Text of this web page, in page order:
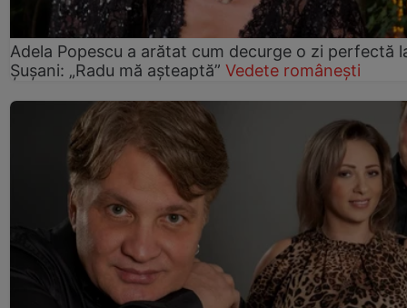
Adela Popescu a arătat cum decurge o zi perfectă
Șușani: „Radu mă așteaptă” Vedete românești